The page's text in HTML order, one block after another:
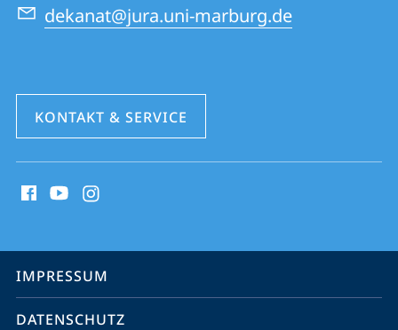
dekanat@jura.uni-marburg.de
KONTAKT & SERVICE
Media
Service-
Navigation
IMPRESSUM
DATENSCHUTZ